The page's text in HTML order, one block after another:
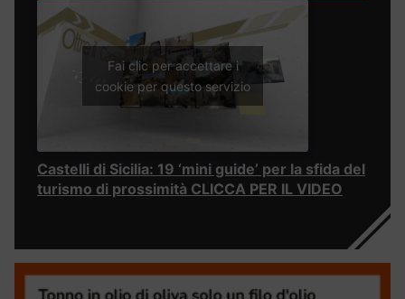
Fai clic per accettare i
cookie per questo servizio
Castelli di Sicilia: 19 ‘mini guide’ per la sfida del
turismo di prossimità CLICCA PER IL VIDEO